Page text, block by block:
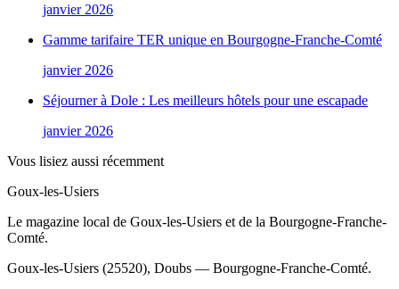
janvier 2026
Gamme tarifaire TER unique en Bourgogne-Franche-Comté
janvier 2026
Séjourner à Dole : Les meilleurs hôtels pour une escapade
janvier 2026
Vous lisiez aussi récemment
Goux-les-Usiers
Le magazine local de Goux-les-Usiers et de la Bourgogne-Franche-
Comté.
Goux-les-Usiers (25520), Doubs — Bourgogne-Franche-Comté.